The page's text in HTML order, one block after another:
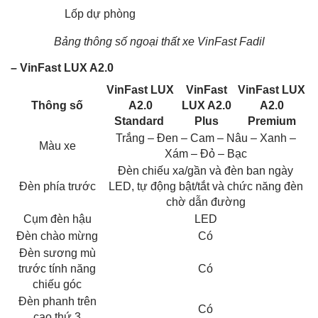
Lốp dự phòng
Bảng thông số ngoại thất xe VinFast Fadil
– VinFast LUX A2.0
Thông số
VinFast LUX
A2.0
Standard
VinFast
LUX A2.0
Plus
VinFast LUX
A2.0
Premium
Màu xe
Trắng – Đen – Cam – Nâu – Xanh –
Xám – Đỏ – Bạc
Đèn phía trước
Đèn chiếu xa/gần và đèn ban ngày
LED, tự động bật/tắt và chức năng đèn
chờ dẫn đường
Cụm đèn hậu
LED
Đèn chào mừng
Có
Đèn sương mù
trước tính năng
chiếu góc
Có
Đèn phanh trên
Có